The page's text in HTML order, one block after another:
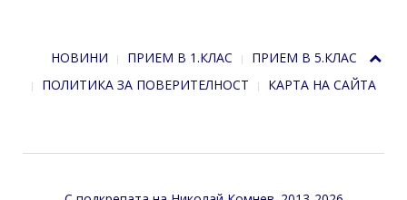
НОВИНИ ПРИЕМ В 1.КЛАС
ПРИЕМ В 5.КЛАС
ПОЛИТИКА ЗА ПОВЕРИТЕЛНОСТ
КАРТА НА САЙТА